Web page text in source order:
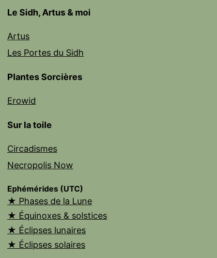
Le Sidh, Artus & moi
Artus
Les Portes du Sidh
Plantes Sorcières
Erowid
Sur la toile
Circadismes
Necropolis Now
Ephémérides (UTC)
★ Phases de la Lune
★ Équinoxes & solstices
★ Éclipses lunaires
★ Éclipses solaires